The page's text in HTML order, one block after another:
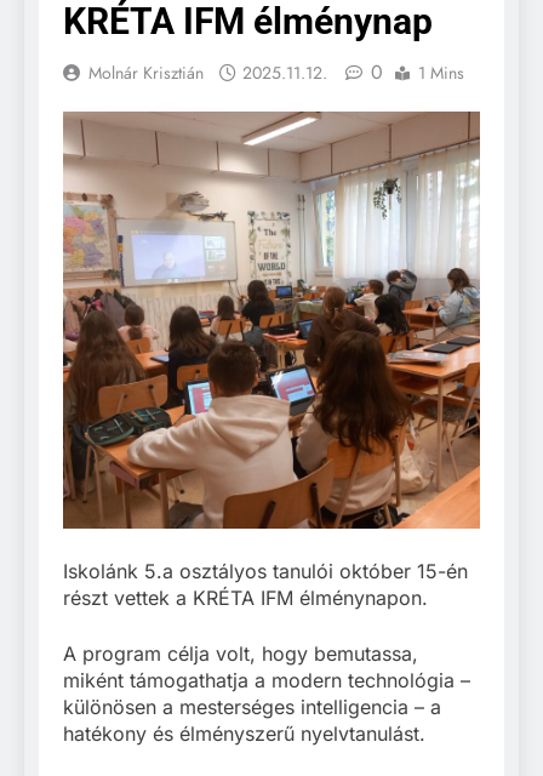
KRÉTA IFM élménynap
Molnár Krisztián 2025.11.12. 0 1 Mins
Iskolánk 5.a osztályos tanulói október 15-én
részt vettek a KRÉTA IFM élménynapon.
A program célja volt, hogy bemutassa,
miként támogathatja a modern technológia –
különösen a mesterséges intelligencia – a
hatékony és élményszerű nyelvtanulást.